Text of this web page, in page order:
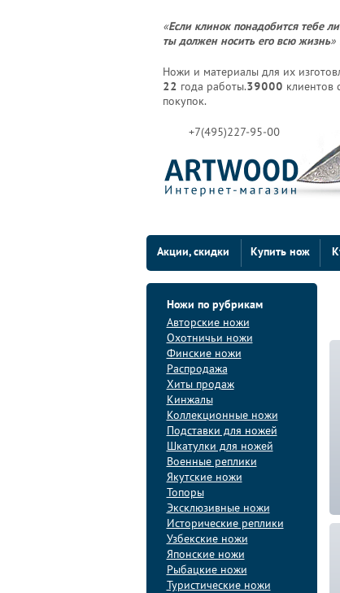
«Если клинок понадобится тебе
ты должен носить его всю жизнь»
Ножи и материалы для их
22 года работы.39000 клиентов
покупок.
+7(495)227-95-00
Акции, скидки Купить нож
Ножи по рубрикам
Авторские ножи
Охотничьи ножи
Финские ножи
Распродажа
Хиты продаж
Кинжалы
Коллекционные ножи
Подставки для ножей
Шкатулки для ножей
Военные реплики
Якутские ножи
Топоры
Эксклюзивные ножи
Исторические реплики
Узбекские ножи
Японские ножи
Рыбацкие ножи
Туристические ножи